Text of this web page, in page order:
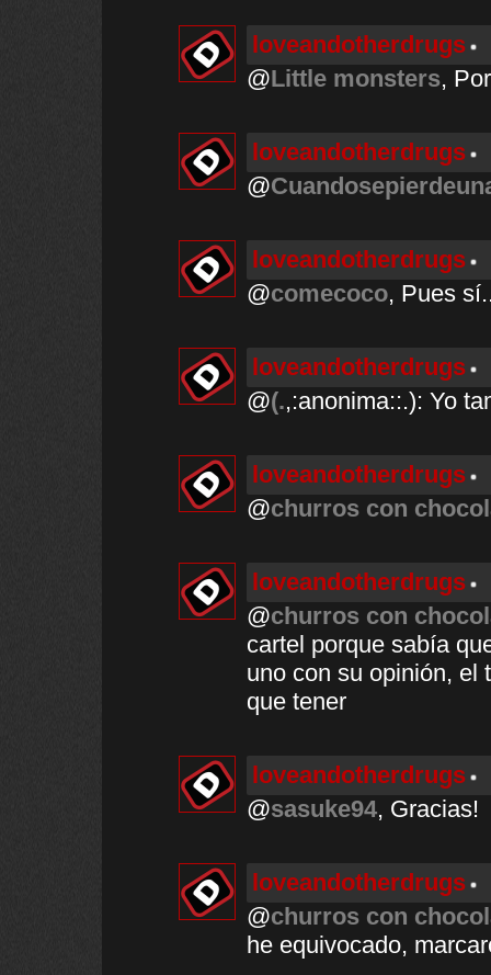
loveandotherdrugs
@Little monsters,
loveandotherdrugs
@
loveandotherdrugs
@comecoco, Pues
loveandotherdrugs
@(.,:anonima::.): Yo
loveandotherdrugs
@churros con
loveandotherdrugs
@churros con
cartel porque sabía
uno con su opinión, el
que tener
loveandotherdrugs
@sasuke94, Gracias!
loveandotherdrugs
@churros con
he equivocado,